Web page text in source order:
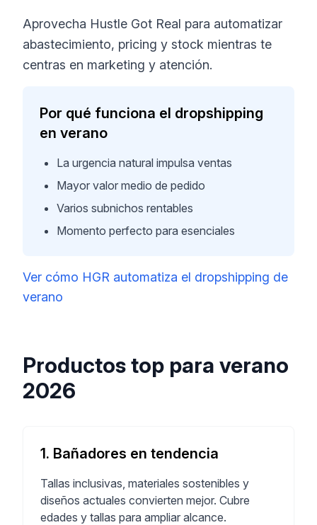
Aprovecha Hustle Got Real para automatizar
abastecimiento, pricing y stock mientras te
centras en marketing y atención.
Por qué funciona el dropshipping
en verano
La urgencia natural impulsa ventas
Mayor valor medio de pedido
Varios subnichos rentables
Momento perfecto para esenciales
Ver cómo HGR automatiza el dropshipping de
verano
Productos top para verano
2026
1. Bañadores en tendencia
Tallas inclusivas, materiales sostenibles y
diseños actuales convierten mejor. Cubre
edades y tallas para ampliar alcance.